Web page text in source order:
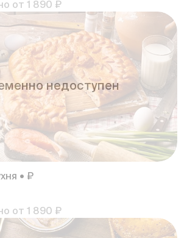
от 1 890 ₽
недоступен
• ₽
от 1 890 ₽